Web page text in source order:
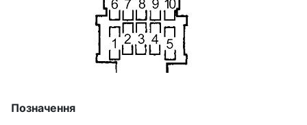
Позначення